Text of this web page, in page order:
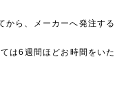
から、メーカーへ発注する
は6週間ほどお時間をいた